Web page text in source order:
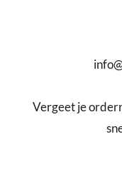
Vergeet je